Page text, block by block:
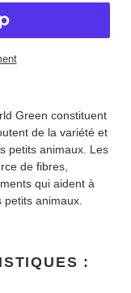
Green constituent
de la variété et
petits animaux. Les
de fibres,
qui aident à
animaux.
: